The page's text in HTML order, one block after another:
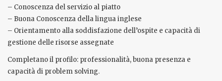
– Conoscenza del servizio al piatto
– Buona Conoscenza della lingua inglese
– Orientamento alla soddisfazione dell’ospite e capacità di
gestione delle risorse assegnate
Completano il profilo: professionalità, buona presenza e
capacità di problem solving.